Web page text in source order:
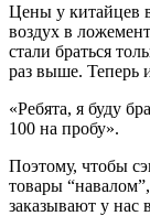
Цены у китайцев
воздух в
стали браться
раз выше. Теперь
«Ребята, я буду
100 на пробу».
Поэтому, чтобы
товары
заказывают у нас